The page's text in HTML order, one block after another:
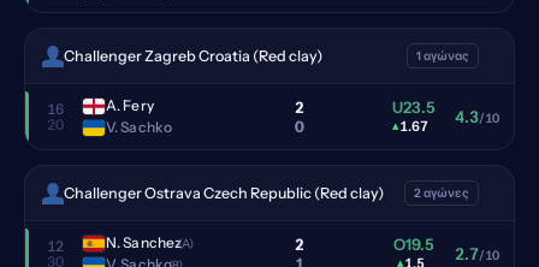
Challenger Zagreb Croatia (Red clay) 1 αγώνας
16
20
A. Fery
V. Sachko
2
0
U23.5
▴1.67 4.3/10
Challenger Ostrava Czech Republic (Red clay) 2 αγώνες
12
30
N. Sanchez(A)
2
O19.5
▴1.5 2.7/10